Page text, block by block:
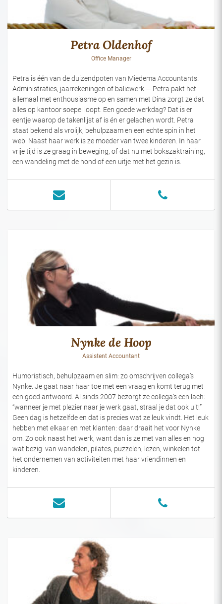
Petra Oldenhof
Office Manager
Petra is één van de duizendpoten van Miedema Accountants.
Administraties, jaarrekeningen of baliewerk — Petra pakt het
allemaal met enthousiasme op en samen met Dina zorgt ze dat
alles op kantoor soepel loopt. Een goede werkdag? Dat is er
eentje waarop de takenlijst af is én er gelachen wordt. Petra
staat bekend als vrolijk, behulpzaam en een echte spin in het
web. Naast haar werk is ze moeder van twee kinderen. In haar
vrije tijd is ze graag in beweging, of dat nu met bokszaktraining,
een wandeling met de hond of een uitje met het gezin is.
Nynke de Hoop
Assistent Accountant
Humoristisch, behulpzaam en slim: zo omschrijven collega’s
Nynke. Je gaat naar haar toe met een vraag en komt terug met
een goed antwoord. Al sinds 2007 bezorgt ze collega’s een lach:
“wanneer je met plezier naar je werk gaat, straal je dat ook uit!”
Geen dag is hetzelfde en dat is precies wat ze leuk vindt. Het leuk
hebben met elkaar en met klanten: daar draait het voor Nynke
om. Zo ook naast het werk, want dan is ze met van alles en nog
wat bezig: van wandelen, pilates, puzzelen, lezen, winkelen tot
het ondernemen van activiteiten met haar vriendinnen en
kinderen.